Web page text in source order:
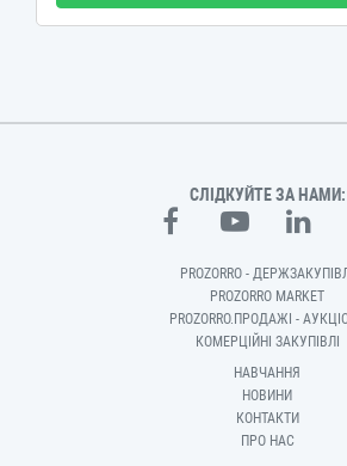
СЛІДКУЙТЕ ЗА НАМИ:
PROZORRO -
PROZORRO MARKET
PROZORRO.ПРОДАЖІ -
КОМЕРЦІЙНІ ЗАКУПІВЛІ
НАВЧАННЯ
НОВИНИ
КОНТАКТИ
ПРО НАС